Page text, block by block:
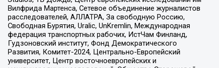
Вилфрида Мартенса, Сетевое объединение журналистов
расследователей, АЛЛАТРА, За свободную Россию,
Свободная Бурятия, Uralic, UnKremlin, Международная
федерация транспортных рабочих, ИстЧам Финланд,
Гудзоновский институт, Фонд Демократического
Развития, Комитет-2024, Центрально-Европейский
университет, Центр восточноевропейских и